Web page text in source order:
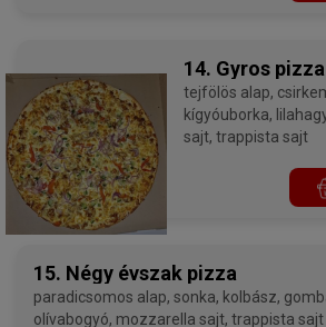
14. Gyros pizza
tejfölös alap, csirkemell, paradicsom,
kígyóuborka, lilahagyma, mozzarella
sajt, trappista sajt
15. Négy évszak pizza
paradicsomos alap, sonka, kolbász, gomba,
olívabogyó, mozzarella sajt, trappista sajt